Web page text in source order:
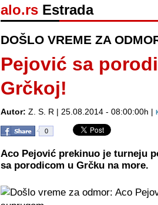
alo.rs Estrada
DOŠLO VREME ZA
Pejović sa
Grčkoj!
Autor: Z. S. R | 25.08.2014 - 08:00:00h |
0
Aco Pejović prekinuo je turneju
sa porodicom u Grčku na more.